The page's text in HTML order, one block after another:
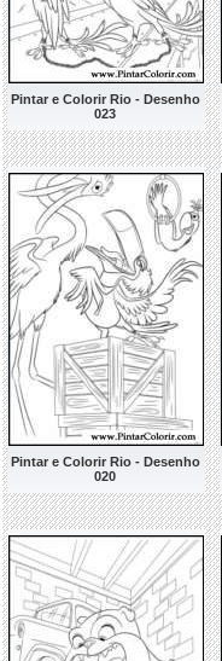
Pintar e Colorir Rio - Desenho
023
Pintar e Colorir Rio - Desenho
020